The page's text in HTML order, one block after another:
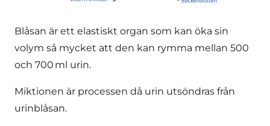
Blåsan är ett elastiskt organ som kan öka sin
volym så mycket att den kan rymma mellan 500
och 700 ml urin.
Miktionen är processen då urin utsöndras från
urinblåsan.